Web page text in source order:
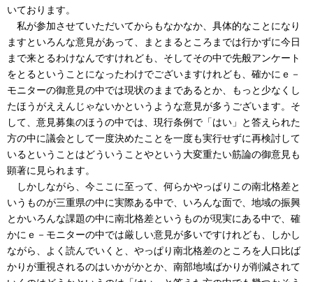
いております。
私が参加させていただいてからもなかなか、具体的なことになり
ますといろんな意見があって、まとまるところまでは行かずに今日
まで来とるわけなんですけれども、そしてその中で先般アンケート
をとるということになったわけでございますけれども、確かにｅ－
モニターの御意見の中では現状のままであるとか、もっと少なくし
たほうがええんじゃないかというような意見が多うございます。そ
して、意見募集のほうの中では、現行条例で「はい」と答えられた
方の中に議会として一度決めたことを一度も実行せずに再検討して
いるということはどういうことやという大変重たい筋論の御意見も
顕著に見られます。
しかしながら、今ここに至って、何らかやっぱりこの南北格差と
いうものが三重県の中に実際ある中で、いろんな面で、地域の振興
とかいろんな課題の中に南北格差というものが現実にある中で、確
かにｅ－モニターの中では厳しい意見が多いですけれども、しかし
ながら、よく読んでいくと、やっぱり南北格差のところを人口比ば
かりが重視されるのはいかがかとか、南部地域ばかりが削減されて